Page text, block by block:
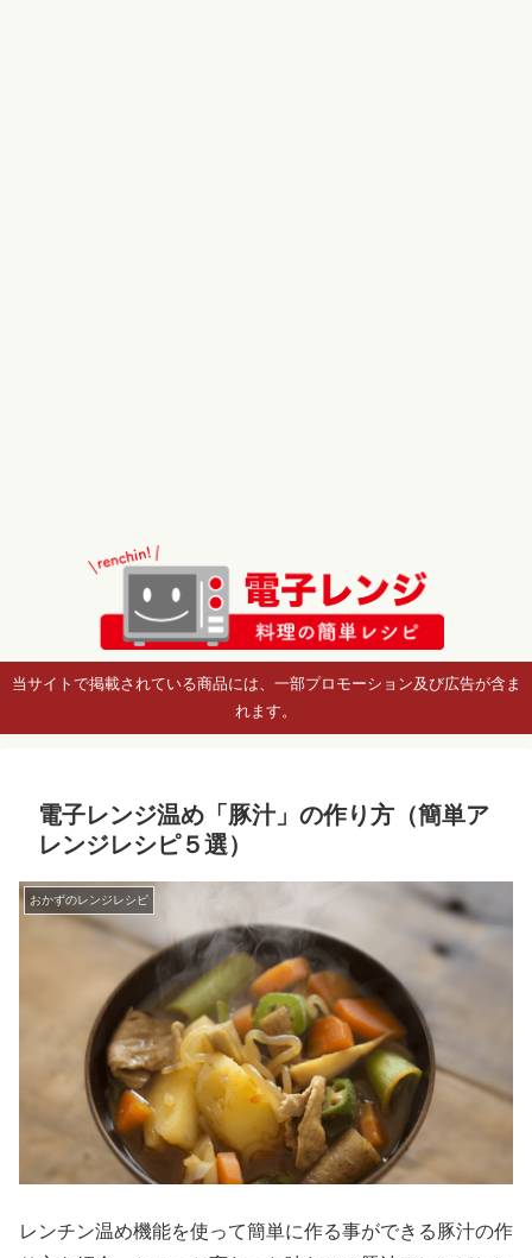
当サイトで掲載されている商品には、一部プロモーション及び広告が含ま
れます。
電子レンジ温め「豚汁」の作り方（簡単ア
レンジレシピ５選）
おかずのレンジレシピ
レンチン温め機能を使って簡単に作る事ができる豚汁の作